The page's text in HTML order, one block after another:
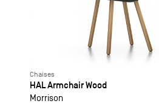
Chaises
HAL Armchair Wood
Morrison